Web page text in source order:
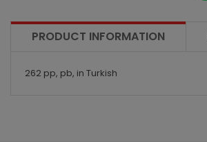
PRODUCT INFORMATION
262 pp, pb, in Turkish